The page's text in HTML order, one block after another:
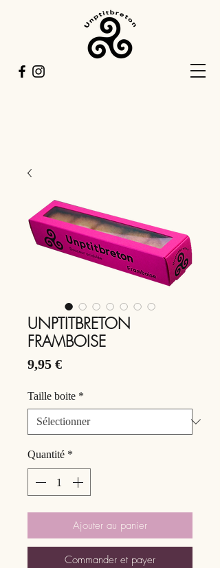
UNPTITBRETON
FRAMBOISE
9,95 €Prix
Taille boite *
Quantité *
Ajouter au panier
Commander et payer